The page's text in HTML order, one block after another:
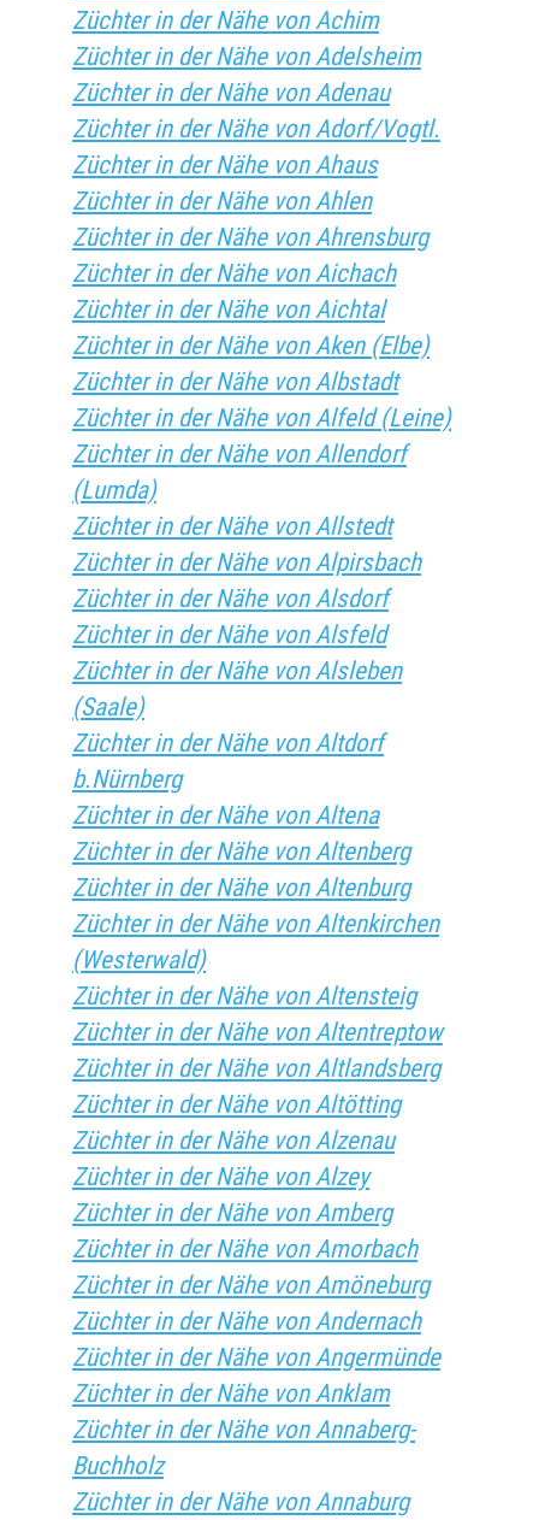
Züchter in der Nähe von Achim
Züchter in der Nähe von Adelsheim
Züchter in der Nähe von Adenau
Züchter in der Nähe von Adorf/Vogtl.
Züchter in der Nähe von Ahaus
Züchter in der Nähe von Ahlen
Züchter in der Nähe von Ahrensburg
Züchter in der Nähe von Aichach
Züchter in der Nähe von Aichtal
Züchter in der Nähe von Aken (Elbe)
Züchter in der Nähe von Albstadt
Züchter in der Nähe von Alfeld (Leine)
Züchter in der Nähe von Allendorf
(Lumda)
Züchter in der Nähe von Allstedt
Züchter in der Nähe von Alpirsbach
Züchter in der Nähe von Alsdorf
Züchter in der Nähe von Alsfeld
Züchter in der Nähe von Alsleben
(Saale)
Züchter in der Nähe von Altdorf
b.Nürnberg
Züchter in der Nähe von Altena
Züchter in der Nähe von Altenberg
Züchter in der Nähe von Altenburg
Züchter in der Nähe von Altenkirchen
(Westerwald)
Züchter in der Nähe von Altensteig
Züchter in der Nähe von Altentreptow
Züchter in der Nähe von Altlandsberg
Züchter in der Nähe von Altötting
Züchter in der Nähe von Alzenau
Züchter in der Nähe von Alzey
Züchter in der Nähe von Amberg
Züchter in der Nähe von Amorbach
Züchter in der Nähe von Amöneburg
Züchter in der Nähe von Andernach
Züchter in der Nähe von Angermünde
Züchter in der Nähe von Anklam
Züchter in der Nähe von Annaberg-
Buchholz
Züchter in der Nähe von Annaburg